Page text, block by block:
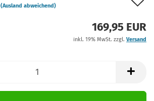
(Ausland abweichend)
169,95 EUR
inkl. 19% MwSt. zzgl. Versand